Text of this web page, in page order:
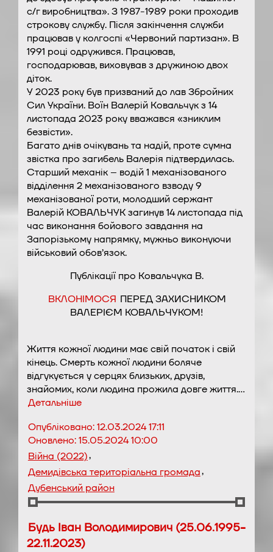
с/г виробництва». З 1987-1989 роки проходив
строкову службу. Після закінчення служби
працював у колгоспі «Червоний партизан». В
1991 році одружився. Працював,
господарював, виховував з дружиною двох
діток.
У 2023 року був призваний до лав Збройних
Сил України. Воїн Валерій Ковальчук з 14
листопада 2023 року вважався «зниклим
безвісти».
Багато днів очікувань та надій, проте сумна
звістка про загибель Валерія підтвердилась.
Старший механік – водій 1 механізованого
відділення 2 механізованого взводу 9
механізованої роти, молодший сержант
Валерій КОВАЛЬЧУК загинув 14 листопада під
час виконання бойового завдання на
Запорізькому напрямку, мужньо виконуючи
військовий обов’язок.
Публікації про Ковальчука В.
ВКЛОНІМОСЯ ПЕРЕД ЗАХИСНИКОМ
ВАЛЕРІЄМ КОВАЛЬЧУКОМ!
Життя кожної людини має свій початок і свій
кінець. Смерть кожної людини боляче
відгукується у серцях близьких, друзів,
знайомих, коли людина прожила довге життя.…
Детальніше
Опубліковано:12.03.2024 17:11
Оновлено:15.05.2024 10:00
Війна (2022),
Демидівська територіальна громада,
Дубенський район
Будь Іван Володимирович (25.06.1995-
22.11.2023)